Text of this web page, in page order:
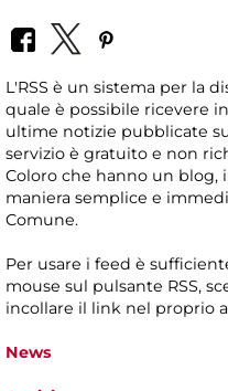
L'RSS è un sistema per la
quale è possibile ricevere
ultime notizie pubblicate
servizio è gratuito e non
Coloro che hanno un blog,
maniera semplice e
Comune.
Per usare i feed è
mouse sul pulsante RSS,
incollare il link nel proprio
News